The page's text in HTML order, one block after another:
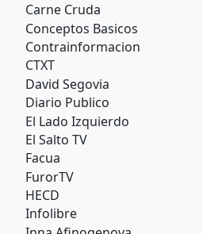
Carne Cruda
Conceptos Basicos
Contrainformacion
CTXT
David Segovia
Diario Publico
El Lado Izquierdo
El Salto TV
Facua
FurorTV
HECD
Infolibre